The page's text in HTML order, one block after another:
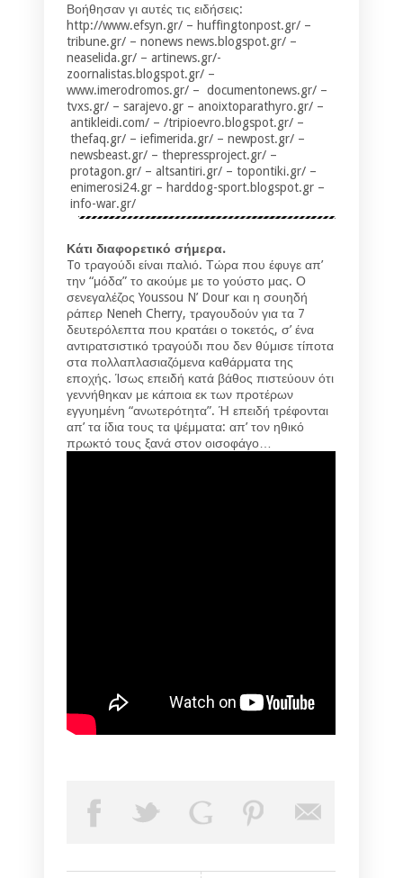
Βοήθησαν γι αυτές τις ειδήσεις:
http://www.efsyn.gr/ – huffingtonpost.gr/ –
tribune.gr/ – nonews news.blogspot.gr/ –
neaselida.gr/ – artinews.gr/-
zoornalistas.blogspot.gr/ –
www.imerodromos.gr/ – documentonews.gr/ –
tvxs.gr/ – sarajevo.gr – anoixtoparathyro.gr/ –
antikleidi.com/ – /tripioevro.blogspot.gr/ –
thefaq.gr/ – iefimerida.gr/ – newpost.gr/ –
newsbeast.gr/ – thepressproject.gr/ –
protagon.gr/ – altsantiri.gr/ – topontiki.gr/ –
enimerosi24.gr – harddog-sport.blogspot.gr –
info-war.gr/
Κάτι διαφορετικό σήμερα.
To τραγούδι είναι παλιό. Τώρα που έφυγε απ’
την “μόδα” το ακούμε με το γούστο μας. Ο
σενεγαλέζος Youssou N’ Dour και η σουηδή
ράπερ Neneh Cherry, τραγουδούν για τα 7
δευτερόλεπτα που κρατάει ο τοκετός, σ’ ένα
αντιρατσιστικό τραγούδι που δεν θύμισε τίποτα
στα πολλαπλασιαζόμενα καθάρματα της
εποχής. Ίσως επειδή κατά βάθος πιστεύουν ότι
γεννήθηκαν με κάποια εκ των προτέρων
εγγυημένη “ανωτερότητα”. Ή επειδή τρέφονται
απ’ τα ίδια τους τα ψέμματα: απ’ τον ηθικό
πρωκτό τους ξανά στον οισοφάγο…